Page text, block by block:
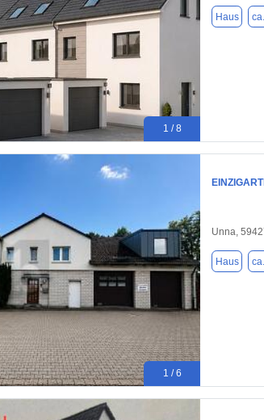
1 / 8
Haus
1 / 6
Unna,
Haus